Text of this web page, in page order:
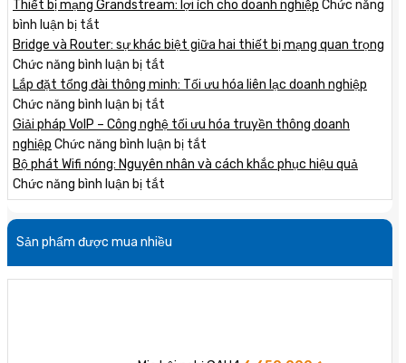
Thiết bị mạng Grandstream: lợi ích cho doanh nghiệp Chức năng
bình luận bị tắt
Thiết
bị
mạng
Grandstream:
lợi
ích
cho
doanh
nghiệp
Bridge và Router: sự khác biệt giữa hai thiết bị mạng quan trọng
Chức năng bình luận bị tắt
Bridge
Router:
sự
khác
giữa
hai
thiết
bị
mạng
Lắp đặt tổng đài thông minh: Tối ưu hóa liên lạc doanh nghiệp
Chức năng bình luận bị tắt
Lắp
đặt
tổng
thông
minh:
Tối
ưu
hóa
Giải pháp VoIP – Công nghệ tối ưu hóa truyền thông doanh
nghiệp Chức năng bình luận bị tắt
Giải
VoIP
–
nghệ
tối
Bộ phát Wifi nóng: Nguyên nhân và cách khắc phục hiệu quả
Chức năng bình luận bị tắt
Bộ
phát
Wifi
nóng:
Nguyên
Sản phẩm được mua nhiều